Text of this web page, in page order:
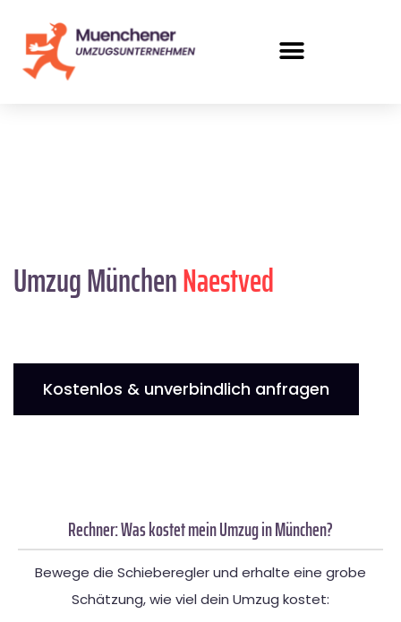
Umzug MünchenNaestved
Kostenlos & unverbindlich anfragen
Rechner: Was kostet mein Umzug in München?
Bewege die Schieberegler und erhalte eine grobe
Schätzung, wie viel dein Umzug kostet: